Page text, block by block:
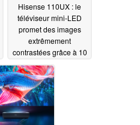
Hisense 110UX : le
téléviseur mini-LED
promet des images
extrêmement
contrastées grâce à 10
000 cd/m² et 40 000
zones de gradation
11/23/2023